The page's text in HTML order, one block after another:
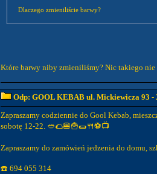
Dlaczego zmieniliście barwy?
Które barwy niby zmieniliśmy? Nic takiego nie
Odp: GOOL KEBAB ul. Mickiewicza 93 -
Zapraszamy codziennie do Gool Kebab,
sobotę 12-22. 🥙🌮🍔🍟🌯🍴⚽📺
Zapraszamy do zamówień jedzenia do domu,
☎️ 694 055 314